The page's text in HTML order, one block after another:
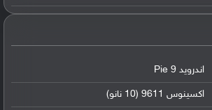
اندرويد 9 Pie
اكسينوس 9611 (10 نانو)